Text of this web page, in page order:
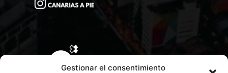
Gestionar el consentimiento